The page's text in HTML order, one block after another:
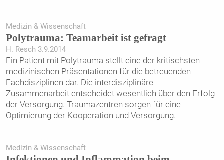
Medizin & Wissenschaft
Polytrauma: Teamarbeit ist gefragt
H. Resch 3.9.2014
Ein Patient mit Polytrauma stellt eine der kritischsten
medizinischen Präsentationen für die betreuenden
Fachdisziplinen dar. Die interdisziplinäre
Zusammenarbeit entscheidet wesentlich über den Erfolg
der Versorgung. Traumazentren sorgen für eine
Optimierung der Kooperation und Versorgung.
Medizin & Wissenschaft